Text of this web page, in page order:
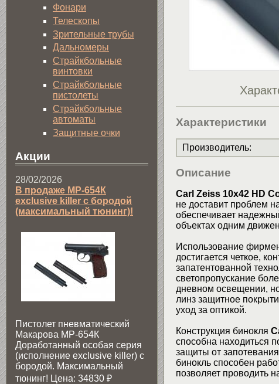
Характеристики
Производитель:
Описание
Carl Zeiss 10x42 HD
не доставит проблем
обеспечивает
объектах одним
Использование
достигается четкое,
запатентованной
светопропускание
дневном освещении,
линз защитное
уход за оптикой.
Конструкция бинокля
способна находиться
защиты от
бинокль способен
позволяет проводить
Фонари
Телескопы
Зрительные трубы
Дальномеры
Страйкбольные
винтовки
Страйкбольные
пистолеты
Страйкбольные
автоматы
Защитные очки
Акции
28/02/2026
В продаже МР-654К
exclusive killer с бородой
(максимальный тюнинг)!
Пистолет пневматический
Макарова МР-654К
Доработанный особая серия
(исполнение exclusive killer) с
бородой. Максимальный
тюнинг! Цена: 34830 ₽